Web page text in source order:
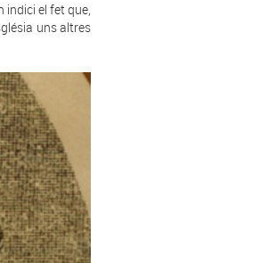
indici el fet que,
uns altres